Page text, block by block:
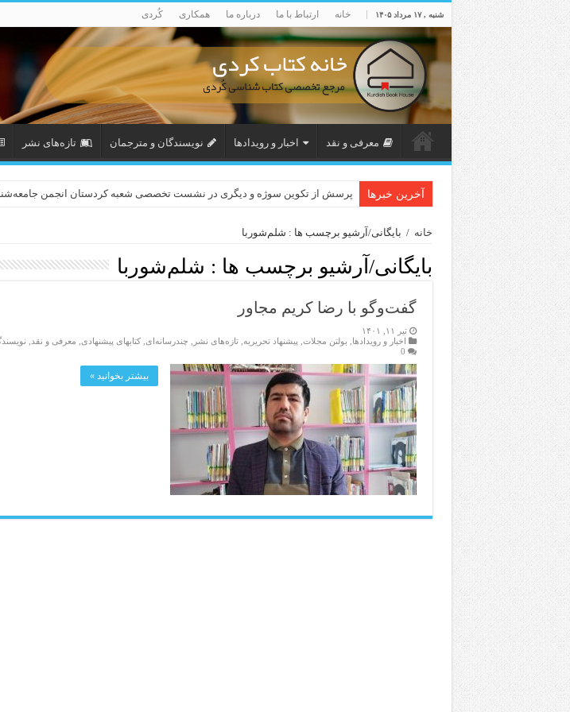
شنبه , ۱۷ مرداد ۱۴۰۵ خانه ارتباط با ما درباره ما همکاری کُردی
معرفی و نقد اخبار و رویدادها نویسندگان و مترجمان تازەهای نشر
آخرین خبرها پرسش از تکوین سوژه و دیگری در نشست تخصصی شعبه کردستان انجمن
خانه / بایگانی/آرشیو برچسب ها : شلم‌شوربا
بایگانی/آرشیو برچسب ها : شلم‌شوربا
گفت‌و‌گو با رضا کریم مجاور
تیر ۱۱, ۱۴۰۱
اخبار و رویدادها
بولتن مجلات پیشنهاد تحریریه ,تازەهای نشر چندرسانه‌ای ,کتابهای پیشنهادی معرفی و نقد
0
بیشتر بخوانید »